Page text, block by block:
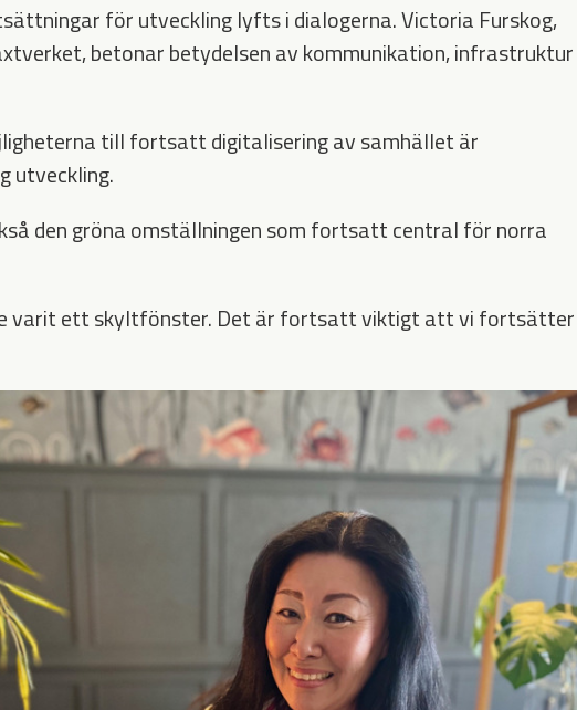
för utveckling lyfts i dialogerna. Victoria Furskog,
betonar betydelsen av kommunikation, infrastruktur
till fortsatt digitalisering av samhället är
utveckling.
den gröna omställningen som fortsatt central för norra
varit ett skyltfönster. Det är fortsatt viktigt att vi fortsätter